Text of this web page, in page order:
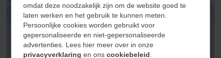
omdat deze noodzakelijk zijn om de website goed te
laten werken en het gebruik te kunnen meten.
Persoonlijke cookies worden gebruikt voor
gepersonaliseerde en niet-gepersonaliseerde
advertenties. Lees hier meer over in onze
privacyverklaring en onscookiebeleid